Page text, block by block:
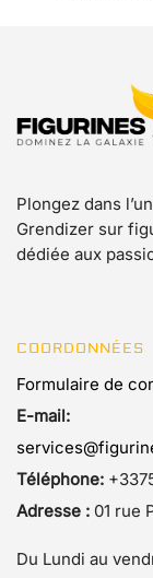
Plongez dans
Grendizer sur
dédiée aux
COORDONNÉES
Formulaire de
E-mail:
Téléphone:
Adresse : 01 rue
Du Lundi au